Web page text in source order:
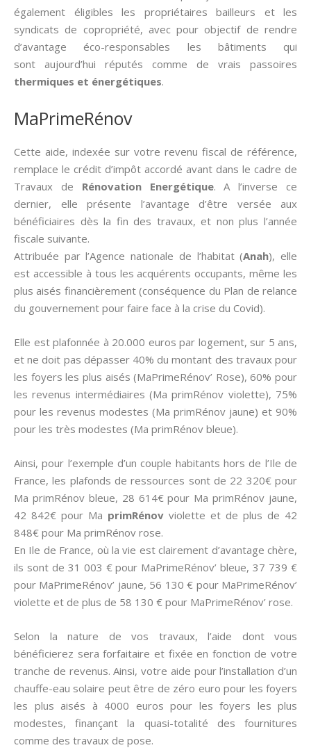
également éligibles les propriétaires bailleurs et les
syndicats de copropriété, avec pour objectif de rendre
d’avantage éco-responsables les bâtiments qui
sont aujourd’hui réputés comme de vrais passoires
thermiques et énergétiques.
MaPrimeRénov
Cette aide, indexée sur votre revenu fiscal de référence,
remplace le crédit d’impôt accordé avant dans le cadre de
Travaux de Rénovation Energétique. A l’inverse ce
dernier, elle présente l’avantage d’être versée aux
bénéficiaires dès la fin des travaux, et non plus l’année
fiscale suivante.
Attribuée par l’Agence nationale de l’habitat (Anah), elle
est accessible à tous les acquérents occupants, même les
plus aisés financièrement (conséquence du Plan de relance
du gouvernement pour faire face à la crise du Covid).
Elle est plafonnée à 20.000 euros par logement, sur 5 ans,
et ne doit pas dépasser 40% du montant des travaux pour
les foyers les plus aisés (MaPrimeRénov’ Rose), 60% pour
les revenus intermédiaires (Ma primRénov violette), 75%
pour les revenus modestes (Ma primRénov jaune) et 90%
pour les très modestes (Ma primRénov bleue).
Ainsi, pour l’exemple d’un couple habitants hors de l’Ile de
France, les plafonds de ressources sont de 22 320€ pour
Ma primRénov bleue, 28 614€ pour Ma primRénov jaune,
42 842€ pour Ma primRénov violette et de plus de 42
848€ pour Ma primRénov rose.
En Ile de France, où la vie est clairement d’avantage chère,
ils sont de 31 003 € pour MaPrimeRénov’ bleue, 37 739 €
pour MaPrimeRénov’ jaune, 56 130 € pour MaPrimeRénov’
violette et de plus de 58 130 € pour MaPrimeRénov’ rose.
Selon la nature de vos travaux, l’aide dont vous
bénéficierez sera forfaitaire et fixée en fonction de votre
tranche de revenus. Ainsi, votre aide pour l’installation d’un
chauffe-eau solaire peut être de zéro euro pour les foyers
les plus aisés à 4000 euros pour les foyers les plus
modestes, finançant la quasi-totalité des fournitures
comme des travaux de pose.